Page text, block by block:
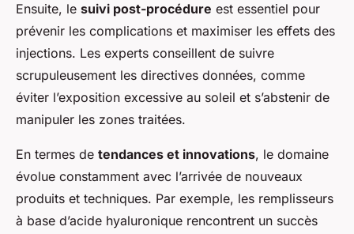
Ensuite, le suivi post-procédure est essentiel pour
prévenir les complications et maximiser les effets des
injections. Les experts conseillent de suivre
scrupuleusement les directives données, comme
éviter l’exposition excessive au soleil et s’abstenir de
manipuler les zones traitées.
En termes de tendances et innovations, le domaine
évolue constamment avec l’arrivée de nouveaux
produits et techniques. Par exemple, les remplisseurs
à base d’acide hyaluronique rencontrent un succès